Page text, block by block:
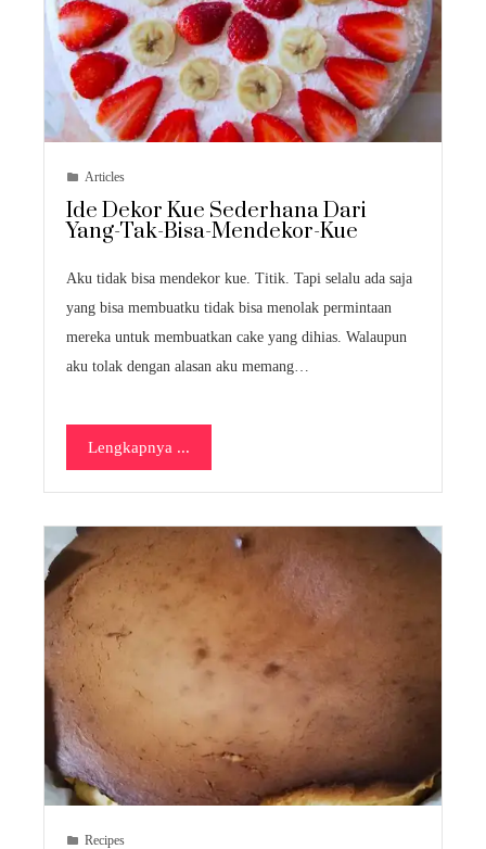
Articles
Ide Dekor Kue Sederhana Dari
Yang-Tak-Bisa-Mendekor-Kue
Aku tidak bisa mendekor kue. Titik. Tapi selalu ada saja
yang bisa membuatku tidak bisa menolak permintaan
mereka untuk membuatkan cake yang dihias. Walaupun
aku tolak dengan alasan aku memang…
Lengkapnya ...
Recipes